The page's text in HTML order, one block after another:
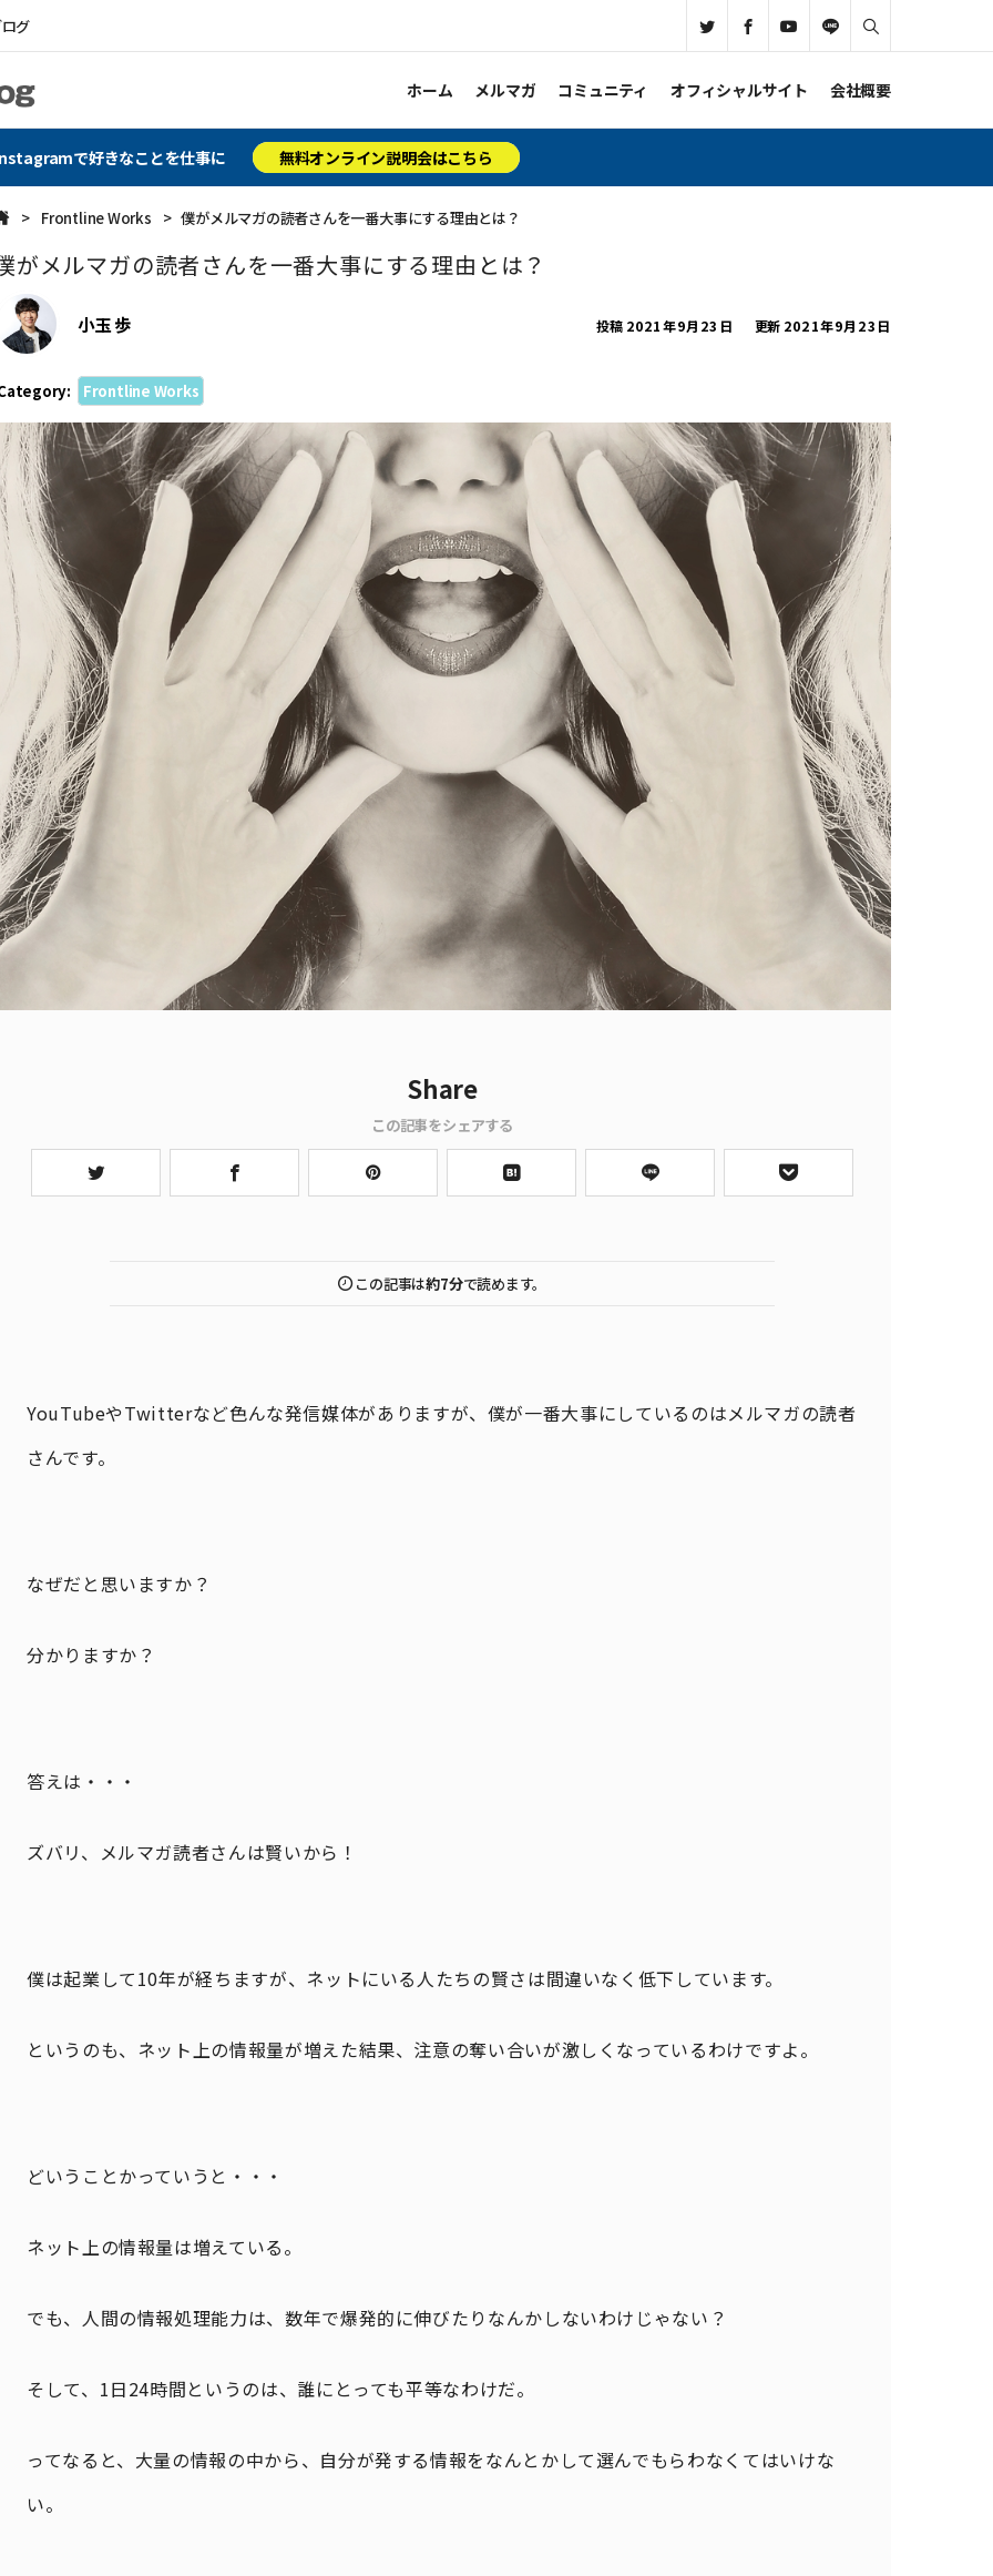
グ
ホーム メルマガ コミュニティ オフィシャルサイト 会社概要
で好きなことを仕事に 無料オンライン説明会はこちら
Frontline Works 僕がメルマガの読者さんを一番大事にする理由とは？
がメルマガの読者さんを一番大事にする理由とは？
小玉 歩 投稿 2021年9月23日 更新 2021年9月23日
Frontline Works
Share
この記事をシェアする
この記事は約7分で読めます。
YouTubeやTwitterなど色んな発信媒体がありますが、僕が一番大事にしているのはメルマガの読者
さんです。
なぜだと思いますか？
分かりますか？
答えは・・・
ズバリ、メルマガ読者さんは賢いから！
僕は起業して10年が経ちますが、ネットにいる人たちの賢さは間違いなく低下しています。
というのも、ネット上の情報量が増えた結果、注意の奪い合いが激しくなっているわけですよ。
どいうことかっていうと・・・
ネット上の情報量は増えている。
でも、人間の情報処理能力は、数年で爆発的に伸びたりなんかしないわけじゃない？
そして、1日24時間というのは、誰にとっても平等なわけだ。
ってなると、大量の情報の中から、自分が発する情報をなんとかして選んでもらわなくてはいけな
い。